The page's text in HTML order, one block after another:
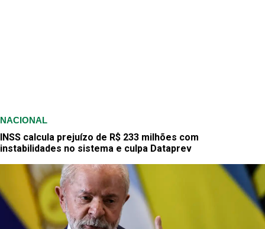
NACIONAL
INSS calcula prejuízo de R$ 233 milhões com
instabilidades no sistema e culpa Dataprev